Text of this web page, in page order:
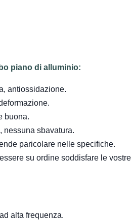
piano di alluminio:
antiossidazione.
buona.
nessuna sbavatura.
paricolare nelle specifiche.
su ordine soddisfare le
alta frequenza.